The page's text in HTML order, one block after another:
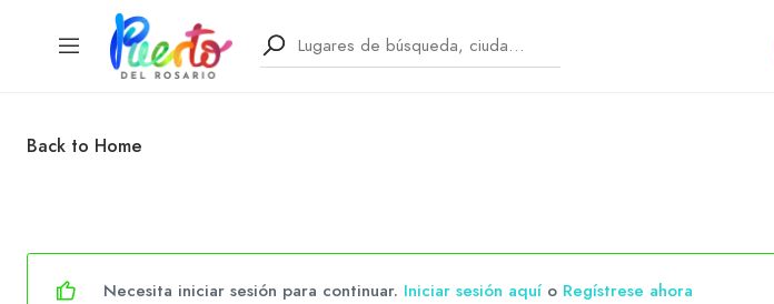
Back to Home
Necesita iniciar sesión para continuar. Iniciar sesión aquí o Regístrese ahora